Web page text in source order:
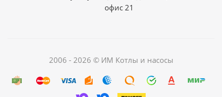
офис 21
2006 - 2026 © ИМ Котлы и насосы